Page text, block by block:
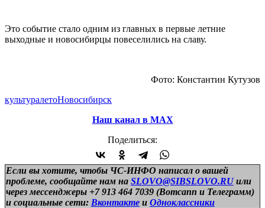
Это событие стало одним из главных в первые летние
выходные и новосибирцы повеселились на славу.
Фото: Константин Кутузов
культуралетоНовосибирск
Наш канал в МАХ
Поделиться:
Если вы хотите, чтобы ЧС-ИНФО написал о вашей
проблеме, сообщайте нам на SLOVO@SIBSLOVO.RU или
через мессенджеры +7 913 464 7039 (Вотсапп и Телеграмм)
и социальные сети: Вконтакте и Одноклассники